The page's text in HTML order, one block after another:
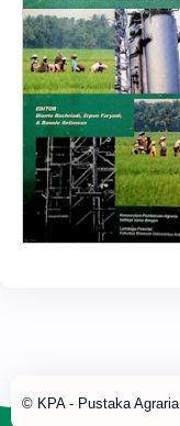
© KPA - Pustaka Agraria